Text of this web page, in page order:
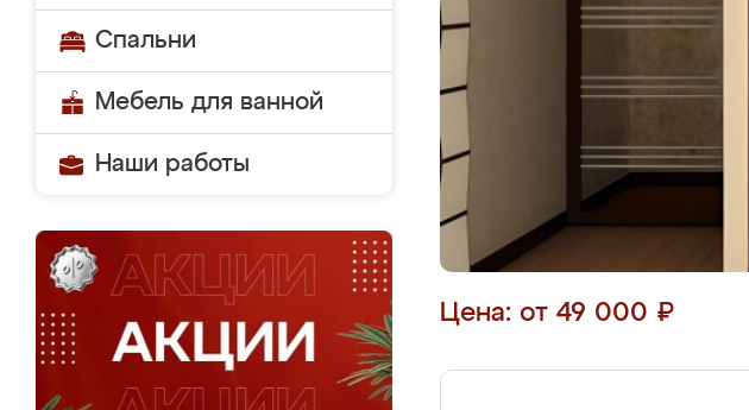
Спальни
Мебель для ванной
Наши работы
Цена: от 49 000 ₽